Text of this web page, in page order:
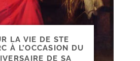
LA VIE DE STE
À L’OCCASION DU
DE SA